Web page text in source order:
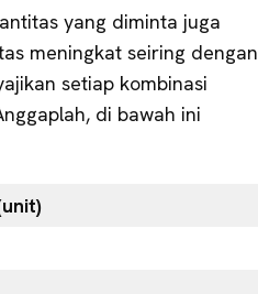
yang diminta juga
meningkat seiring dengan
setiap kombinasi
di bawah ini